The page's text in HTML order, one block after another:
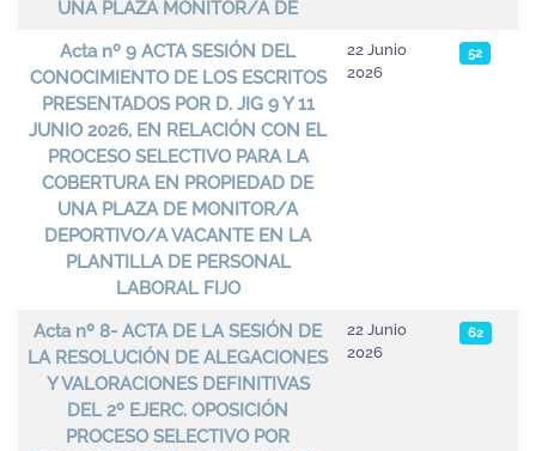
UNA PLAZA MONITOR/A DE
Acta nº 9 ACTA SESIÓN DEL
CONOCIMIENTO DE LOS ESCRITOS
PRESENTADOS POR D. JIG 9 Y 11
JUNIO 2026, EN RELACIÓN CON EL
PROCESO SELECTIVO PARA LA
COBERTURA EN PROPIEDAD DE
UNA PLAZA DE MONITOR/A
DEPORTIVO/A VACANTE EN LA
PLANTILLA DE PERSONAL
LABORAL FIJO
22 Junio
2026
52
Acta nº 8- ACTA DE LA SESIÓN DE
LA RESOLUCIÓN DE ALEGACIONES
Y VALORACIONES DEFINITIVAS
DEL 2º EJERC. OPOSICIÓN
PROCESO SELECTIVO POR
22 Junio
2026
62